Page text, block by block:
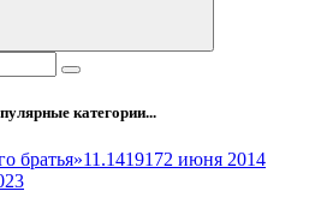
категории...
братья»11.1419172 июня 2014